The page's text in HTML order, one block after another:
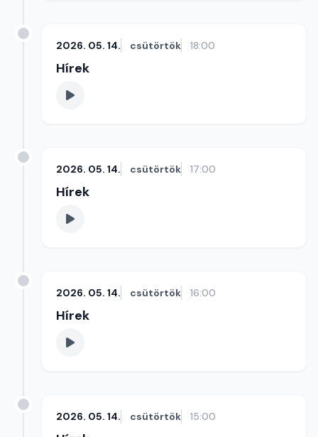
2026. 05. 14. csütörtök 18:00
Hírek
2026. 05. 14. csütörtök 17:00
Hírek
2026. 05. 14. csütörtök 16:00
Hírek
2026. 05. 14. csütörtök 15:00